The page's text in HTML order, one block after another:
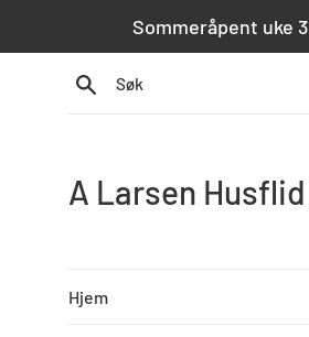
Sommeråpent uke
Søk
A Larsen Husflid
Hjem